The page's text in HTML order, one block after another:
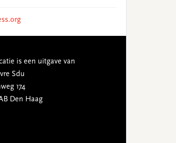
is een uitgave van
Sdu
174
Den Haag